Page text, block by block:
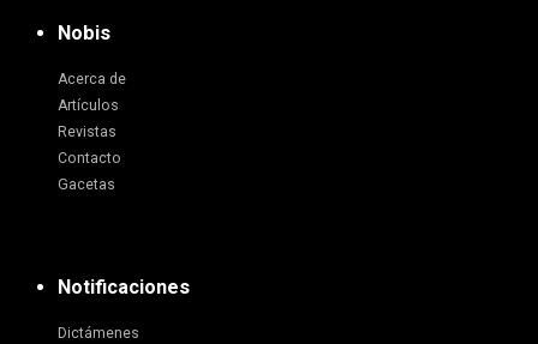
Nobis
Acerca de
Artículos
Revistas
Contacto
Gacetas
Notificaciones
Dictámenes